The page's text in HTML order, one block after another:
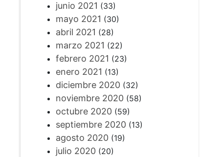
junio 2021 (33)
mayo 2021 (30)
abril 2021 (28)
marzo 2021 (22)
febrero 2021 (23)
enero 2021 (13)
diciembre 2020(32)
noviembre 2020(58)
octubre 2020(59)
septiembre 2020(13)
agosto 2020(19)
julio 2020(20)